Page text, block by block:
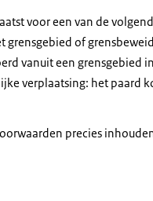
voor een van de
grensgebied of
vanuit een grensgebied
verplaatsing: het paard
precies